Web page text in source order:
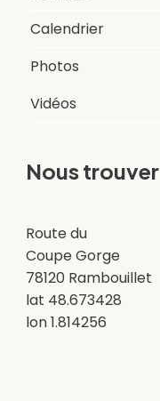
Calendrier
Photos
Vidéos
Nous trouver
Route du
Coupe Gorge
78120 Rambouillet
lat 48.673428
lon 1.814256